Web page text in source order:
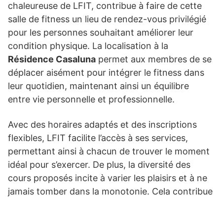
chaleureuse de LFIT, contribue à faire de cette
salle de fitness un lieu de rendez-vous privilégié
pour les personnes souhaitant améliorer leur
condition physique. La localisation à la
Résidence Casaluna permet aux membres de se
déplacer aisément pour intégrer le fitness dans
leur quotidien, maintenant ainsi un équilibre
entre vie personnelle et professionnelle.
Avec des horaires adaptés et des inscriptions
flexibles, LFIT facilite l’accès à ses services,
permettant ainsi à chacun de trouver le moment
idéal pour s’exercer. De plus, la diversité des
cours proposés incite à varier les plaisirs et à ne
jamais tomber dans la monotonie. Cela contribue